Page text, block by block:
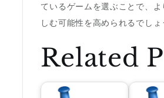
ているゲームを選ぶことで、
しむ可能性を高められるでしょ
Related